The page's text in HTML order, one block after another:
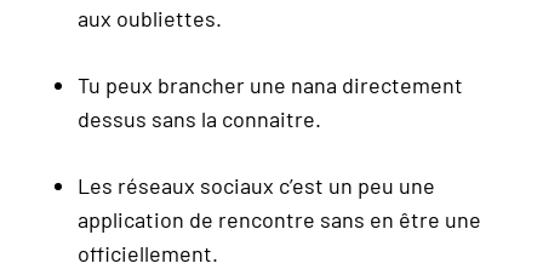
aux oubliettes.
Tu peux brancher une nana directement
dessus sans la connaitre.
Les réseaux sociaux c’est un peu une
application de rencontre sans en être une
officiellement.